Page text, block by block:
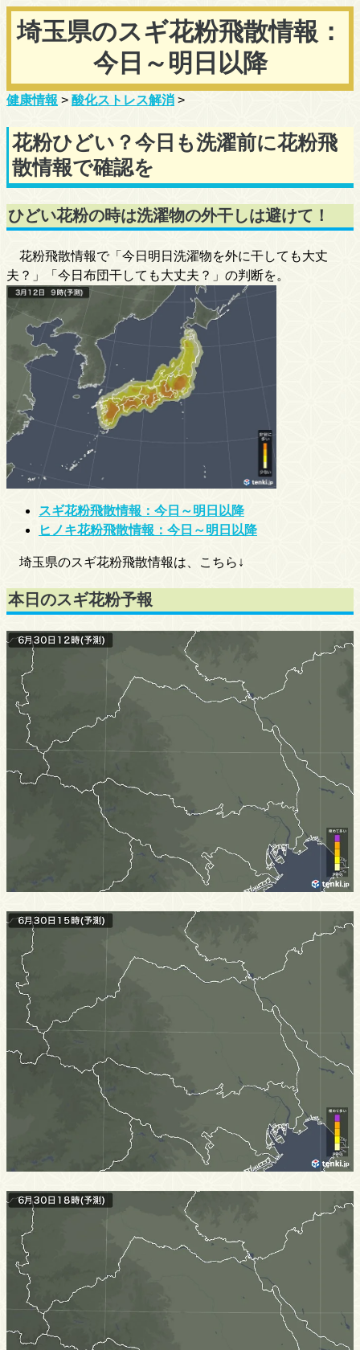
埼玉県のスギ花粉飛散情報：
今日～明日以降
健康情報 > 酸化ストレス解消 >
花粉ひどい？今日も洗濯前に花粉飛
散情報で確認を
ひどい花粉の時は洗濯物の外干しは避けて！
花粉飛散情報で「今日明日洗濯物を外に干しても大丈
夫？」「今日布団干しても大丈夫？」の判断を。
スギ花粉飛散情報：今日～明日以降
ヒノキ花粉飛散情報：今日～明日以降
埼玉県のスギ花粉飛散情報は、こちら↓
本日のスギ花粉予報